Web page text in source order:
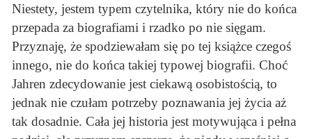
Niestety, jestem typem czytelnika, który nie do końca
przepada za biografiami i rzadko po nie sięgam.
Przyznaję, że spodziewałam się po tej książce czegoś
innego, nie do końca takiej typowej biografii. Choć
Jahren zdecydowanie jest ciekawą osobistością, to
jednak nie czułam potrzeby poznawania jej życia aż
tak dosadnie. Cała jej historia jest motywująca i pełna